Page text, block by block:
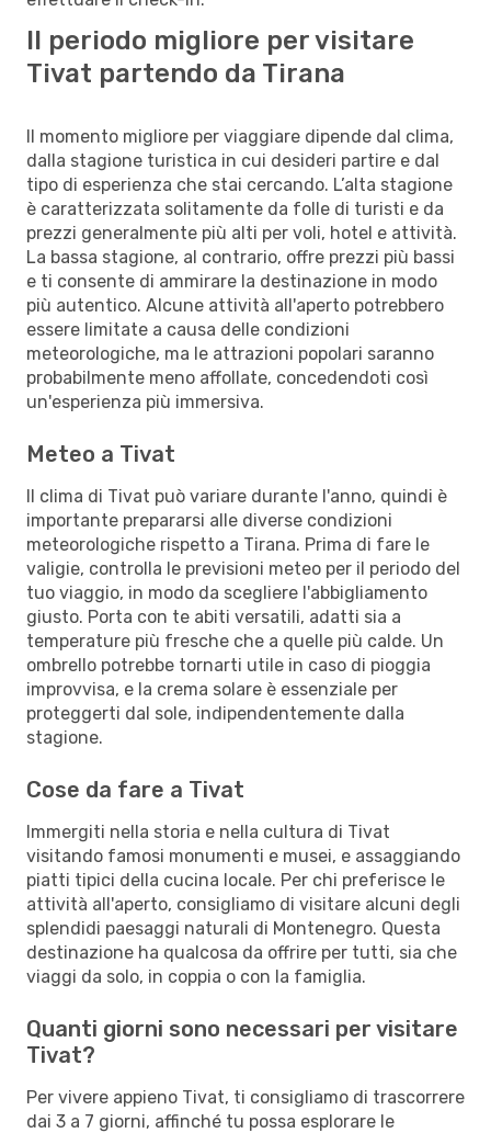
Il periodo migliore per visitare
Tivat partendo da Tirana
Il momento migliore per viaggiare dipende dal clima,
dalla stagione turistica in cui desideri partire e dal
tipo di esperienza che stai cercando. L’alta stagione
è caratterizzata solitamente da folle di turisti e da
prezzi generalmente più alti per voli, hotel e attività.
La bassa stagione, al contrario, offre prezzi più bassi
e ti consente di ammirare la destinazione in modo
più autentico. Alcune attività all'aperto potrebbero
essere limitate a causa delle condizioni
meteorologiche, ma le attrazioni popolari saranno
probabilmente meno affollate, concedendoti così
un'esperienza più immersiva.
Meteo a Tivat
Il clima di Tivat può variare durante l'anno, quindi è
importante prepararsi alle diverse condizioni
meteorologiche rispetto a Tirana. Prima di fare le
valigie, controlla le previsioni meteo per il periodo del
tuo viaggio, in modo da scegliere l'abbigliamento
giusto. Porta con te abiti versatili, adatti sia a
temperature più fresche che a quelle più calde. Un
ombrello potrebbe tornarti utile in caso di pioggia
improvvisa, e la crema solare è essenziale per
proteggerti dal sole, indipendentemente dalla
stagione.
Cose da fare a Tivat
Immergiti nella storia e nella cultura di Tivat
visitando famosi monumenti e musei, e assaggiando
piatti tipici della cucina locale. Per chi preferisce le
attività all'aperto, consigliamo di visitare alcuni degli
splendidi paesaggi naturali di Montenegro. Questa
destinazione ha qualcosa da offrire per tutti, sia che
viaggi da solo, in coppia o con la famiglia.
Quanti giorni sono necessari per visitare
Tivat?
Per vivere appieno Tivat, ti consigliamo di trascorrere
dai 3 a 7 giorni, affinché tu possa esplorare le